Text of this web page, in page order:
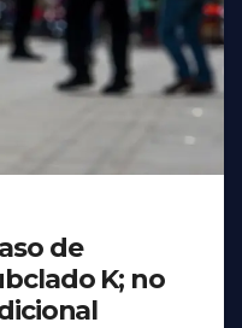
de
K; no